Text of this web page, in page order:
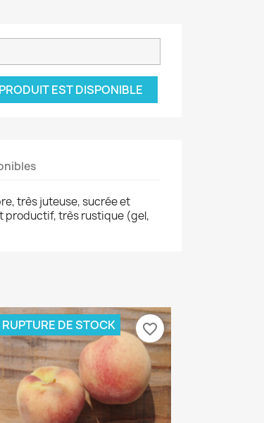
EST DISPONIBLE
très juteuse, sucrée et
productif, très rustique (gel,
RUPTURE DE STOCK favorite_border